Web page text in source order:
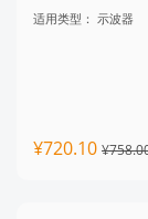
适用类型： 示波器
¥720.10